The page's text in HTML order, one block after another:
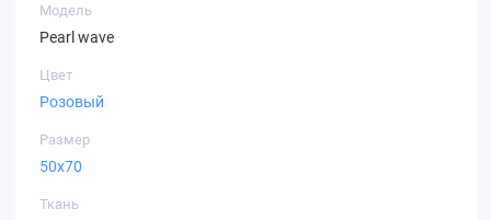
Модель
Pearl wave
Цвет
Розовый
Размер
50х70
Ткань